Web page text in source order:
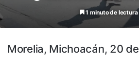
1 minuto de lectura
Morelia, Michoacán, 20